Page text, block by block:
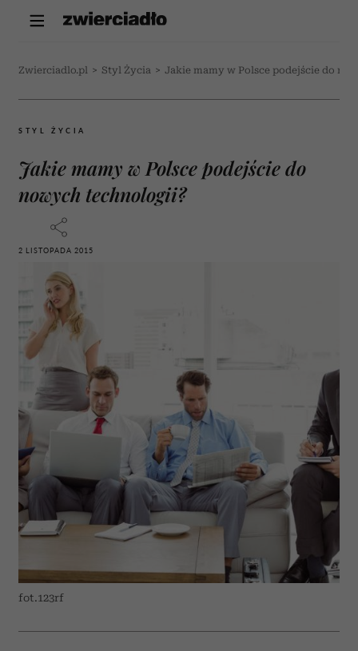
Zwierciadlo.pl > Styl Życia > Jakie mamy w Polsce podejście do
STYL ŻYCIA
Jakie mamy w Polsce podejście do
nowych technologii?
2 LISTOPADA 2015
fot.123rf